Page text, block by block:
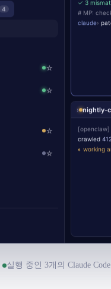
4
☆
☆
☆
☆
✓ 3
# MP:
claude›
› nightly-
[openclaw]
crawled
◐ working
실행 중인 3개의 Claude